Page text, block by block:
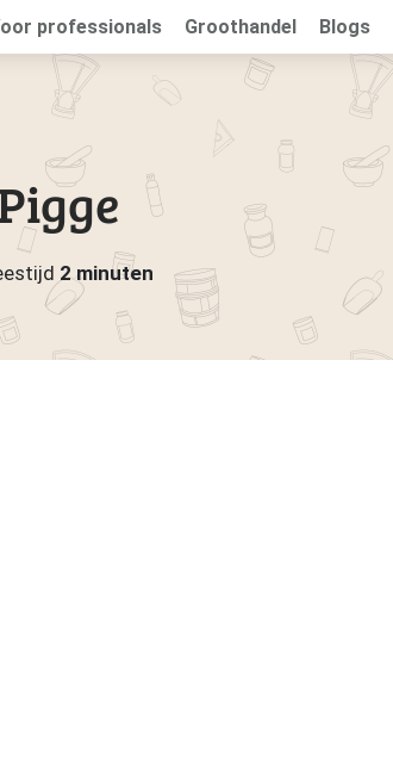
professionals Groothandel Blogs
2 minuten